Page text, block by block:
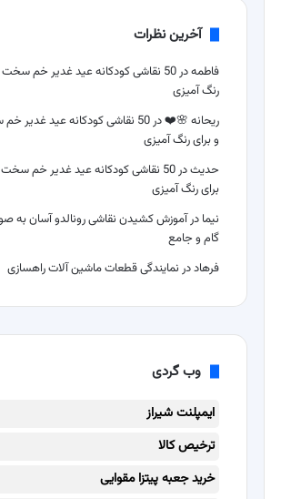
آخرین نظرات
فاطمهدر
50 نقاشی کودکانه عید غدیر خم
رنگ آمیزی
ریحانه 🌸❤️در
50 نقاشی کودکانه عید غدیر
و برای رنگ آمیزی
حدیثدر
50 نقاشی کودکانه عید غدیر خم
برای رنگ آمیزی
نیما درآموزش کشیدن نقاشی رونالدو آسان به
گام و جامع
فرهاددر نمایندگی قطعات ماشین آلات راهسازی
وب گردی
ایمپلنت شیراز
ترخیص کالا
خرید جعبه پیتزا مقوایی